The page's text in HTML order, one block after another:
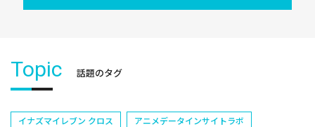
Topic 話題のタグ
イナズマイレブン クロス
アニメデータインサイトラボ